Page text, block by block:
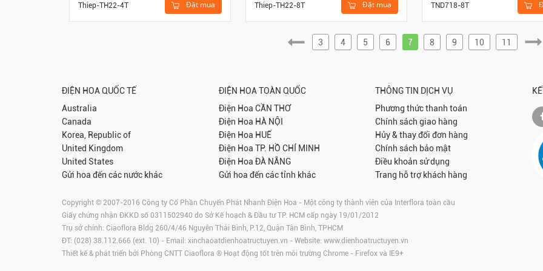
Đặt mua
Thiep-TH22-4T Đặt mua
Thiep-TH22-8T TND718-8T
3 4 5 6 7 8 9 10 11
ĐIỆN HOA QUỐC TẾ
Australia
Canada
Korea, Republic of
United Kingdom
United States
Gửi hoa đến các nước khác
ĐIỆN HOA TOÀN QUỐC
Điện Hoa CẦN THƠ
Điện Hoa HÀ NỘI
Điện Hoa HUẾ
Điện Hoa TP. HỒ CHÍ MINH
Điện Hoa ĐÀ NẴNG
Gửi hoa đến các tỉnh khác
THÔNG TIN DỊCH VỤ
Phương thức thanh toán
Chính sách giao hàng
Hủy & thay đổi đơn hàng
Chính sách bảo mật
Điều khoản sử dụng
Trang hỗ trợ khách hàng
Copyright © 2007-2016 Công ty Cổ Phần Chuyển Phát Nhanh Điện Hoa - Một công ty thành viên của Interflora toàn cầu
Giấy chứng nhận ĐKKD số 0311502940 do Sở Kế hoạch & Đầu tư TP. HCM cấp ngày 19/01/2012
Trụ sở chính: Ciaoflora Bldg 260/4/46 Nguyễn Thái Bình, P.12, Quận Tân Bình, TPHCM
ĐT: (028) 38.112.666 (ext. 10) - Email: xinchaoatdienhoatructuyen.vn - Website: www.dienhoatructuyen.vn
Thiết kế & phát triển bởi Phòng CNTT Ciaoflora ® Hoạt động tốt trên môi trường Chrome - Firefox và IE9+